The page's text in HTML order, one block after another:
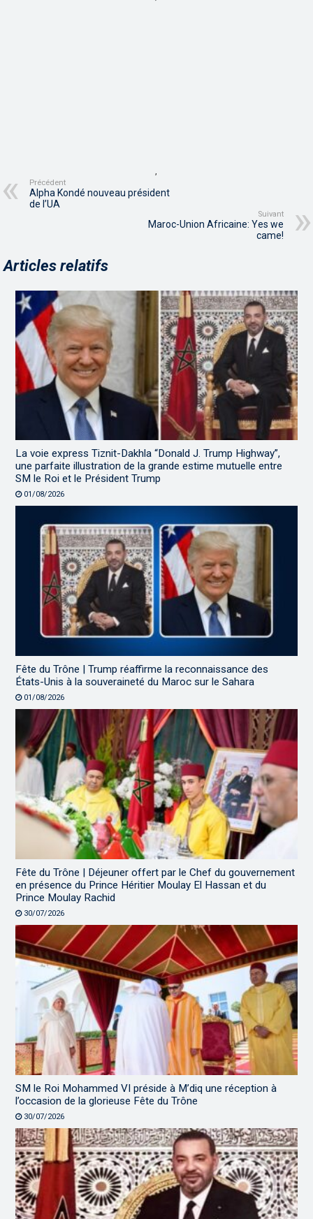
Précédent
Alpha Kondé nouveau président
de l’UA
Suivant
Maroc-Union Africaine: Yes we
came!
Articles relatifs
La voie express Tiznit-Dakhla “Donald J. Trump Highway”,
une parfaite illustration de la grande estime mutuelle entre
SM le Roi et le Président Trump
01/08/2026
Fête du Trône | Trump réaffirme la reconnaissance des
États-Unis à la souveraineté du Maroc sur le Sahara
01/08/2026
Fête du Trône | Déjeuner offert par le Chef du gouvernement
en présence du Prince Héritier Moulay El Hassan et du
Prince Moulay Rachid
30/07/2026
SM le Roi Mohammed VI préside à M’diq une réception à
l’occasion de la glorieuse Fête du Trône
30/07/2026